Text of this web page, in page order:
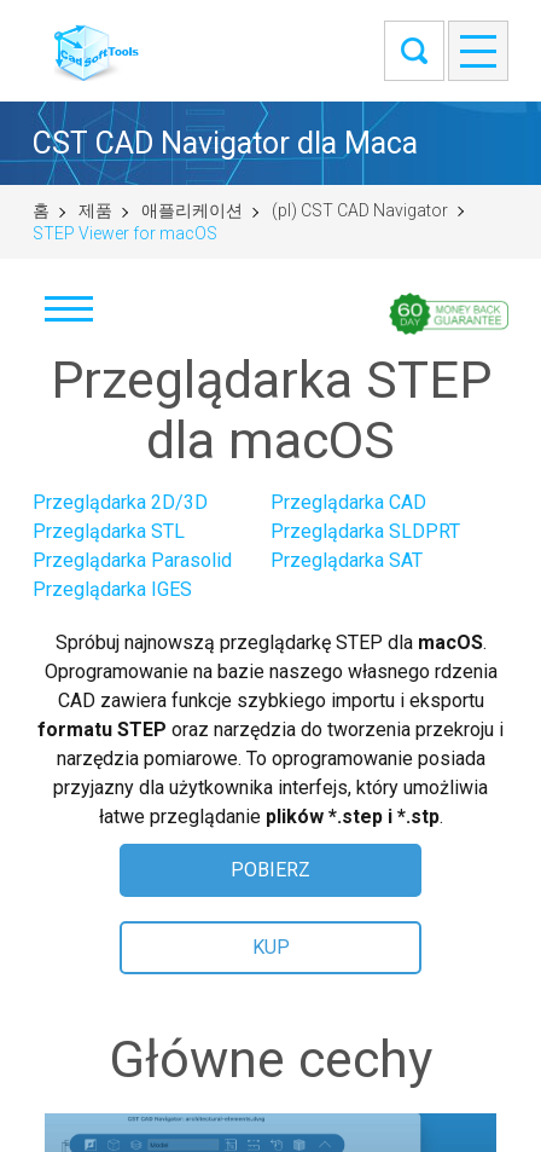
CST CAD Navigator dla Maca
홈 제품 애플리케이션
(pl) CST CAD Navigator
STEP Viewer for macOS
Pobierz
Windows (64-bit)
macOS (universal DMG)
Linux (.deb 64-bit)
Linux (.rpm 64-bit)
Zadaj pytanie
Recenzje klientów
Pomoc
EULA
Przeglądarka STEP
dla macOS
Przeglądarka 2D/3D
Przeglądarka CAD
Przeglądarka STL
Przeglądarka SLDPRT
Przeglądarka Parasolid
Przeglądarka SAT
Przeglądarka IGES
Spróbuj najnowszą przeglądarkę STEP dla macOS.
Oprogramowanie na bazie naszego własnego rdzenia
CAD zawiera funkcje szybkiego importu i eksportu
formatu STEP oraz narzędzia do tworzenia przekroju i
narzędzia pomiarowe. To oprogramowanie posiada
przyjazny dla użytkownika interfejs, który umożliwia
łatwe przeglądanie plików *.step i *.stp.
POBIERZ
KUP
Główne cechy